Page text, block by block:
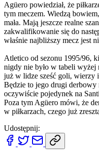
Agüero powiedział, że
tym meczem. Wiedzą
mała. Mają jeszcze realne
zakwalifikowanie się do
właśnie najbliższy mecz jest
Atletico od sezonu 1995/96,
nigdy nie było w tabeli
już w lidze sześć goli, wierzy
Będzie to jego drugi
oczywiście pojedynek na
Poza tym Agüero mówi, że
w piłkarzach, czego już
Udostępnij: